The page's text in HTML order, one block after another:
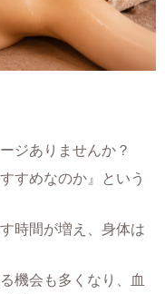
ジありませんか？
すめなのか』という
時間が増え、身体は
機会も多くなり、血